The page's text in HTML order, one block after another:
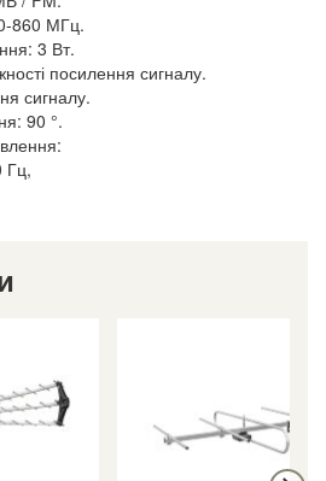
860 МГц.
3 Вт.
посилення сигналу.
сигналу.
90 °.
Гц,